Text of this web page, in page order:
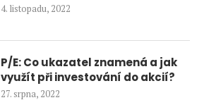
4. listopadu, 2022
P/E: Co ukazatel znamená a jak
využít při investování do akcií?
27. srpna, 2022